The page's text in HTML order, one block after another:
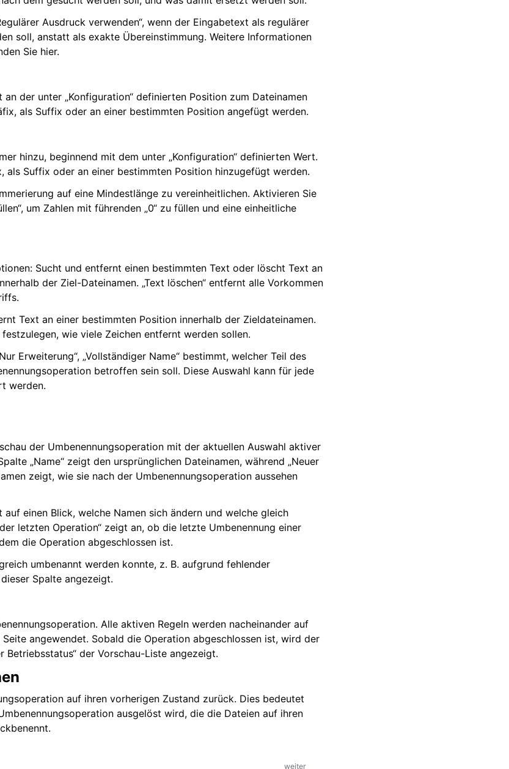
Ausdruck verwenden“, wenn der Eingabetext als regulärer
soll, anstatt als exakte Übereinstimmung. Weitere Informationen
Sie hier.
an der unter „Konfiguration“ definierten Position zum Dateinamen
als Suffix oder an einer bestimmten Position angefügt werden.
hinzu, beginnend mit dem unter „Konfiguration“ definierten Wert.
als Suffix oder an einer bestimmten Position hinzugefügt werden.
auf eine Mindestlänge zu vereinheitlichen. Aktivieren Sie
um Zahlen mit führenden „0“ zu füllen und eine einheitliche
Sucht und entfernt einen bestimmten Text oder löscht Text an
der Ziel-Dateinamen. „Text löschen“ entfernt alle Vorkommen
Text an einer bestimmten Position innerhalb der Zieldateinamen.
festzulegen, wie viele Zeichen entfernt werden sollen.
Erweiterung“, „Vollständiger Name“ bestimmt, welcher Teil des
betroffen sein soll. Diese Auswahl kann für jede
werden.
der Umbenennungsoperation mit der aktuellen Auswahl aktiver
„Name“ zeigt den ursprünglichen Dateinamen, während „Neuer
zeigt, wie sie nach der Umbenennungsoperation aussehen
auf einen Blick, welche Namen sich ändern und welche gleich
letzten Operation“ zeigt an, ob die letzte Umbenennung einer
die Operation abgeschlossen ist.
umbenannt werden konnte, z. B. aufgrund fehlender
Spalte angezeigt.
Alle aktiven Regeln werden nacheinander auf
angewendet. Sobald die Operation abgeschlossen ist, wird der
Betriebsstatus“ der Vorschau-Liste angezeigt.
auf ihren vorherigen Zustand zurück. Dies bedeutet
ausgelöst wird, die die Dateien auf ihren
weiter